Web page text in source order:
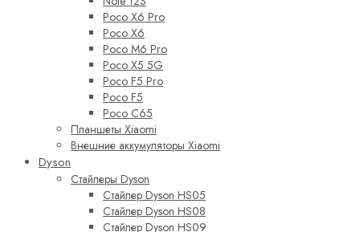
Poco X6 Pro
Poco X6
Poco M6 Pro
Poco X5 5G
Poco F5 Pro
Poco F5
Poco C65
Планшеты Xiaomi
Внешние аккумуляторы Xiaomi
Dyson
Стайлеры Dyson
Стайлер Dyson HS05
Стайлер Dyson HS08
Стайлер Dyson HS09